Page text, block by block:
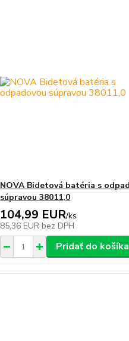
NOVA Bidetová batéria s
súpravou 38011,0
104,99 EUR/ks
85,36 EUR bez DPH
Pridať do košíka